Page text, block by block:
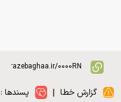
گزارش خطا پسندها :